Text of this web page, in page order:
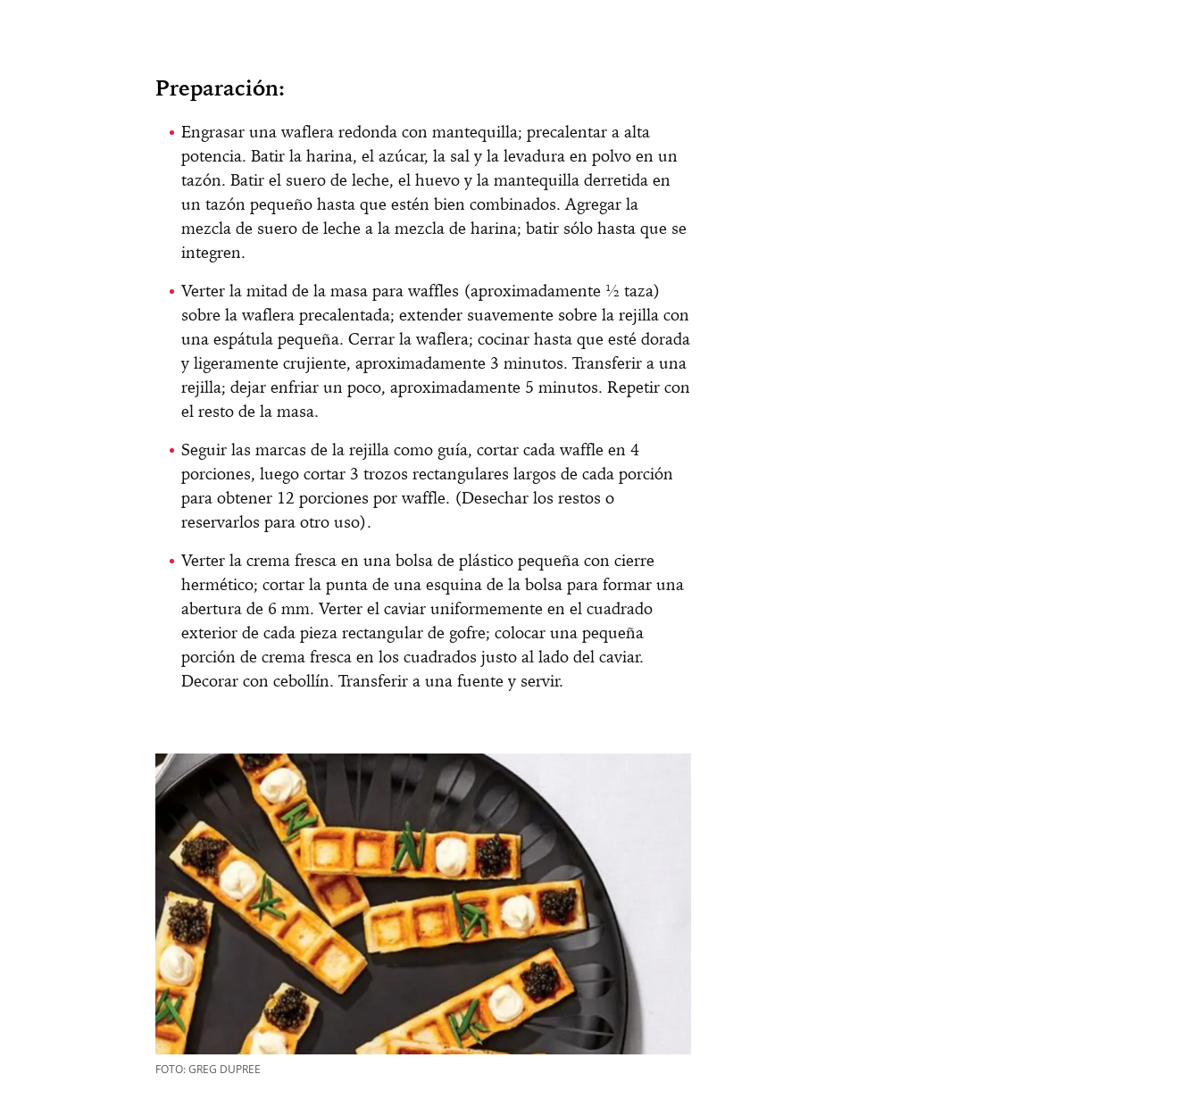
Preparación:
Engrasar una waflera redonda con mantequilla; precalentar a alta
potencia. Batir la harina, el azúcar, la sal y la levadura en polvo en un
tazón. Batir el suero de leche, el huevo y la mantequilla derretida en
un tazón pequeño hasta que estén bien combinados. Agregar la
mezcla de suero de leche a la mezcla de harina; batir sólo hasta que se
integren.
Verter la mitad de la masa para waffles (aproximadamente ½ taza)
sobre la waflera precalentada; extender suavemente sobre la rejilla con
una espátula pequeña. Cerrar la waflera; cocinar hasta que esté dorada
y ligeramente crujiente, aproximadamente 3 minutos. Transferir a una
rejilla; dejar enfriar un poco, aproximadamente 5 minutos. Repetir con
el resto de la masa.
Seguir las marcas de la rejilla como guía, cortar cada waffle en 4
porciones, luego cortar 3 trozos rectangulares largos de cada porción
para obtener 12 porciones por waffle. (Desechar los restos o
reservarlos para otro uso).
Verter la crema fresca en una bolsa de plástico pequeña con cierre
hermético; cortar la punta de una esquina de la bolsa para formar una
abertura de 6 mm. Verter el caviar uniformemente en el cuadrado
exterior de cada pieza rectangular de gofre; colocar una pequeña
porción de crema fresca en los cuadrados justo al lado del caviar.
Decorar con cebollín. Transferir a una fuente y servir.
FOTO: GREG DUPREE